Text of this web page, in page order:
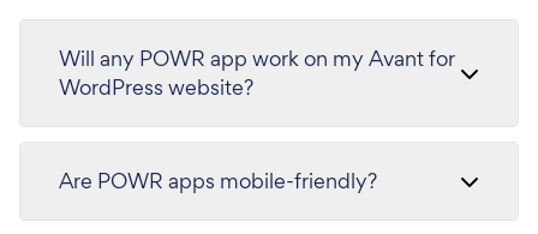
Will any POWR app work on my Avant for
WordPress website?
Are POWR apps mobile-friendly?